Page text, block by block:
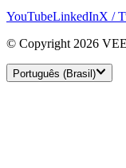
YouTubeLinkedInX /
© Copyright 2026
Português (Brasil)